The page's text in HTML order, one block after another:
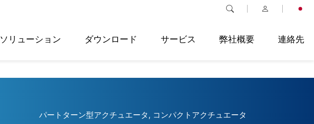
ソリューション ダウンロード サービス 弊社概要 連絡先
パートターン型アクチュエータ, コンパクトアクチュエータ